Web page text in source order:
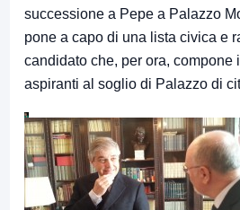
successione a Pepe a Palazzo
pone a capo di una lista civica e
candidato che, per ora, compone
aspiranti al soglio di Palazzo di